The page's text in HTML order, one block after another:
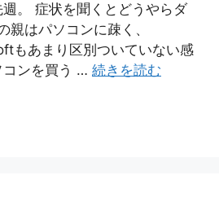
。 症状を聞くとどうやらダ
親はパソコンに疎く、
もあまり区別ついていない感
コンを買う … 続きを読む